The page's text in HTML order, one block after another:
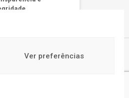
Ver preferências